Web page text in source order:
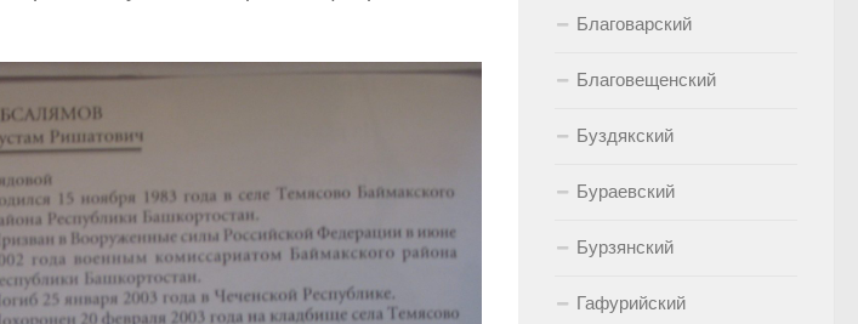
Благоварский
Благовещенский
Буздякский
Бураевский
Бурзянский
Гафурийский